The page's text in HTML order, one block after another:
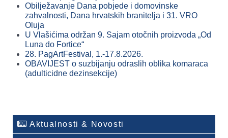
Obilježavanje Dana pobjede i domovinske
zahvalnosti, Dana hrvatskih branitelja i 31. VRO
Oluja
U Vlašićima održan 9. Sajam otočnih proizvoda „Od
Luna do Fortice“
28. PagArtFestival, 1.-17.8.2026.
OBAVIJEST o suzbijanju odraslih oblika komaraca
(adulticidne dezinsekcije)
Aktualnosti & Novosti